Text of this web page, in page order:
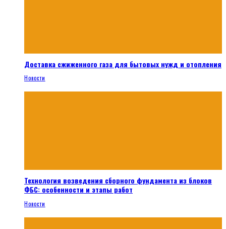
Доставка сжиженного газа для бытовых нужд и отопления
Новости
Технология возведения сборного фундамента из блоков
ФБС: особенности и этапы работ
Новости